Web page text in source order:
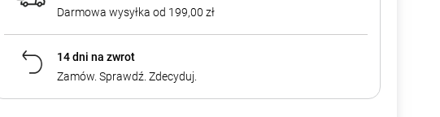
Darmowa wysyłka od 199,00 zł
14 dni na zwrot
Zamów. Sprawdź. Zdecyduj.